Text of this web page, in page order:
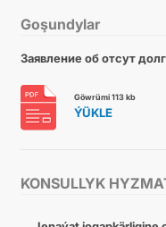
KONSULLYK
Goşundylar
Заявление об отсут
Göwrümi 113 kb
ÝÜKLE